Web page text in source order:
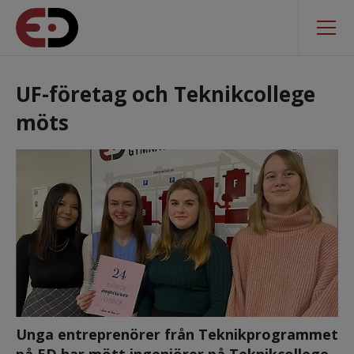
UF-företag och Teknikcollege
möts
Unga entreprenörer från Teknikprogrammet